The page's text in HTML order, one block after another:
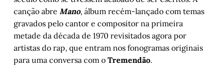
canção abre Mano, álbum recém-lançado com temas
gravados pelo cantor e compositor na primeira
metade da década de 1970 revisitados agora por
artistas do rap, que entram nos fonogramas originais
para uma conversa com o Tremendão.